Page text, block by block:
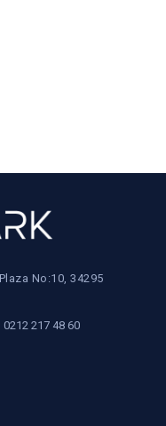
No:10, 34295
0212 217 48 60